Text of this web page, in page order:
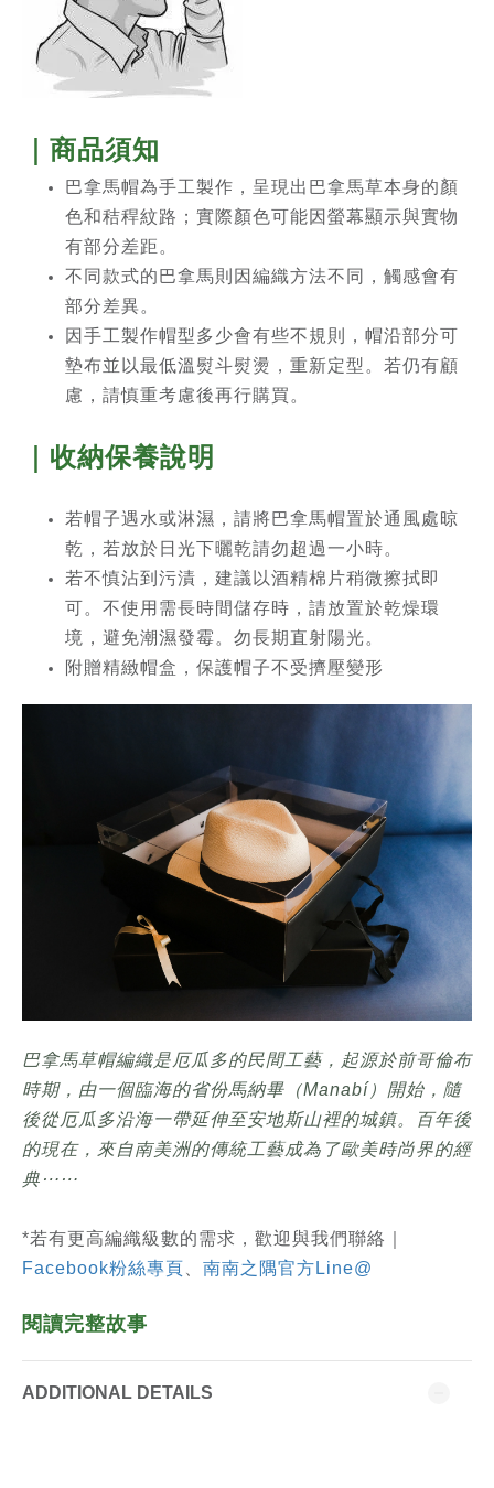
｜商品須知
巴拿馬帽為手工製作，呈現出巴拿馬草本身的顏
色和秸稈紋路；實際顏色可能因螢幕顯示與實物
有部分差距。
不同款式的巴拿馬則因編織方法不同，觸感會有
部分差異。
因手工製作帽型多少會有些不規則，帽沿部分可
墊布並以最低溫熨斗熨燙，重新定型。若仍有顧
慮，請慎重考慮後再行購買。
｜收納保養說明
若帽子遇水或淋濕，請將巴拿馬帽置於通風處晾
乾，若放於日光下曬乾請勿超過一小時。
若不慎沾到污漬，建議以酒精棉片稍微擦拭即
可。不使用需長時間儲存時，請放置於乾燥環
境，避免潮濕發霉。勿長期直射陽光。
附贈精緻帽盒，保護帽子不受擠壓變形
巴拿馬草帽編織是厄瓜多的民間工藝，起源於前哥倫布
時期，由一個臨海的省份馬納畢（Manabí）開始，隨
後從厄瓜多沿海一帶延伸至安地斯山裡的城鎮。百年後
的現在，來自南美洲的傳統工藝成為了歐美時尚界的經
典⋯⋯
*若有更高編織級數的需求，歡迎與我們聯絡｜
Facebook粉絲專頁
南南之隅官方Line@
閱讀完整故事
ADDITIONAL DETAILS